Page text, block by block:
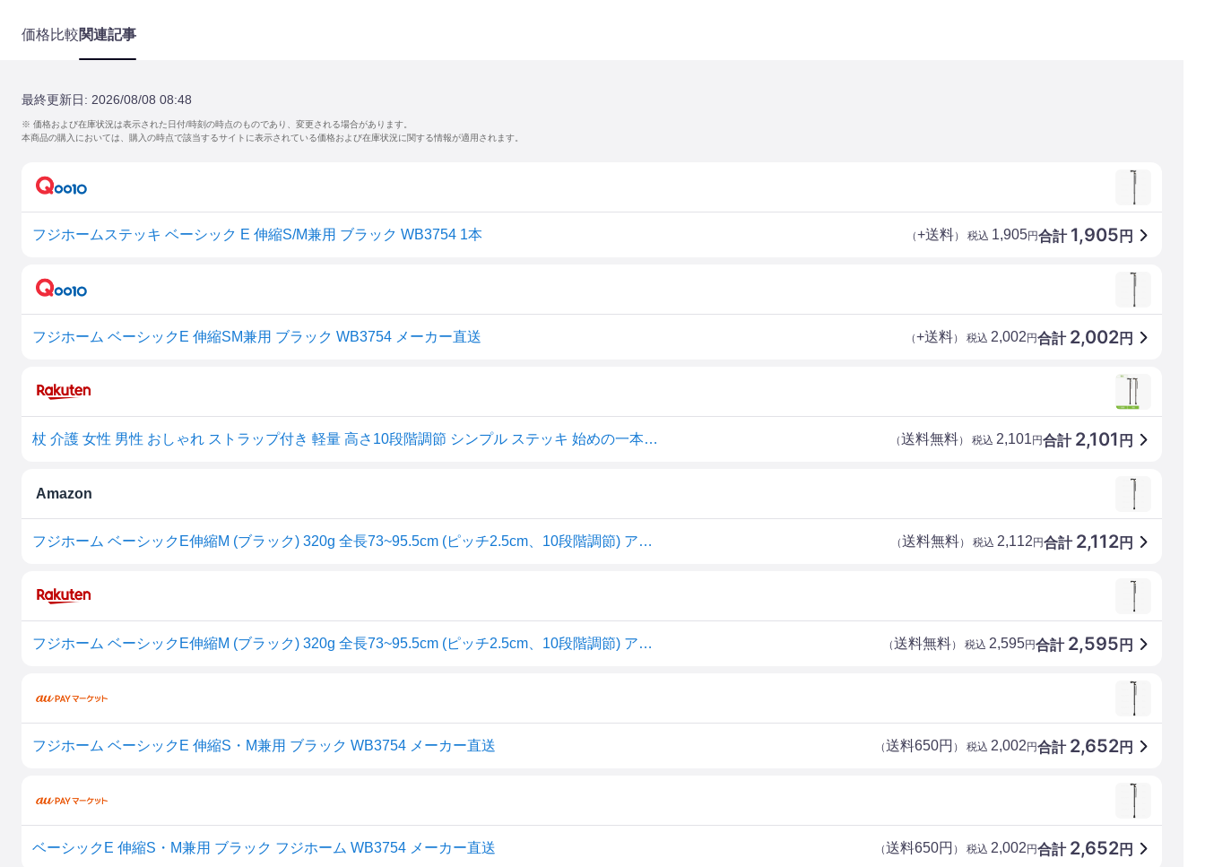
価格比較関連記事
最終更新日: 2026/08/08 08:48
※ 価格および在庫状況は表示された日付/時刻の時点のものであり、変更される場合があります。
本商品の購入においては、購入の時点で該当するサイトに表示されている価格および在庫状況に関する情報が適用されます。
フジホームステッキ ベーシック E 伸縮S/M兼用 ブラック WB3754 1本 合計 1,905 円
（+送料） 税込 1,905円
フジホーム ベーシックE 伸縮SM兼用 ブラック WB3754 メーカー直送 合計 2,002円
（+送料） 税込 2,002円
杖 介護 女性 男性 おしゃれ ストラップ付き 軽量 高さ10段階調節 シンプル ステッキ 始めの一本に 介護杖 高齢者 つえ フジホーム ベーシックE 伸縮 S M 兼用サイズ ブラウン WB3713 ブラック WB3754 * 合計 2,101 円
（送料無料） 税込 2,101円
Amazon
フジホーム ベーシックE伸縮M (ブラック) 320g 全長73~95.5cm (ピッチ2.5cm、10段階調節) アルミ伸縮杖 合計 2,112円
（送料無料） 税込 2,112円
フジホーム ベーシックE伸縮M (ブラック) 320g 全長73~95.5cm (ピッチ2.5cm、10段階調節) アルミ伸縮杖 合計 2,595 円
（送料無料） 税込 2,595円
フジホーム ベーシックE 伸縮S・M兼用 ブラック WB3754 メーカー直送 合計 2,652円
（送料650円 ） 税込 2,002円
ベーシックE 伸縮S・M兼用 ブラック フジホーム WB3754 メーカー直送 合計 2,652円
（送料650円 ） 税込 2,002円